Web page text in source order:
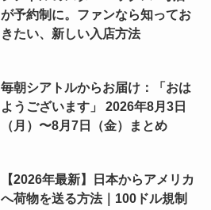
が予約制に。ファンなら知ってお
きたい、新しい入店方法
毎朝シアトルからお届け：「おは
ようございます」 2026年8月3日
（月）〜8月7日（金）まとめ
【2026年最新】日本からアメリカ
へ荷物を送る方法｜100ドル規制